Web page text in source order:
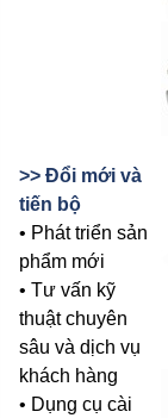
>> Đổi mới và
tiến bộ
• Phát triển sản
phẩm mới
• Tư vấn kỹ
thuật chuyên
sâu và dịch vụ
khách hàng
• Dụng cụ cài